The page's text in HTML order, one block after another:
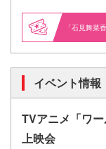
「石見舞菜
イベント情報
TVアニメ「ワ
上映会